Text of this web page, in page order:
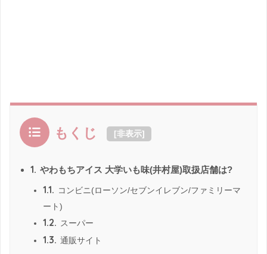
もくじ [非表示]
1. やわもちアイス 大学いも味(井村屋)取扱店舗は?
1.1. コンビニ(ローソン/セブンイレブン/ファミリーマ
ート)
1.2. スーパー
1.3. 通販サイト